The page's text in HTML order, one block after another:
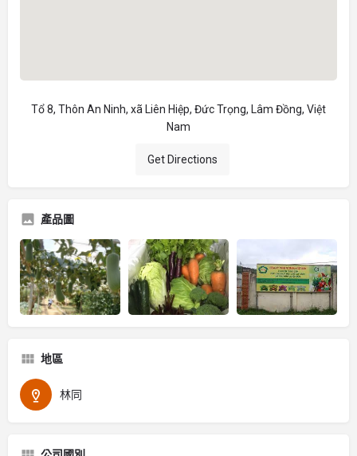
Tổ 8, Thôn An Ninh, xã Liên Hiệp, Đức Trọng, Lâm Đồng, Việt
Nam
Get Directions
產品圖
地區
林同